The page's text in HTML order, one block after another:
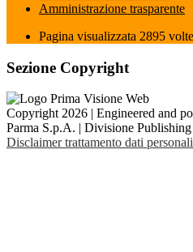
Amministrazione trasparente
Pagina visualizzata 2895 volte
Sezione Copyright
Copyright 2026 | Engineered and
Parma S.p.A. | Divisione
Disclaimer trattamento dati personali